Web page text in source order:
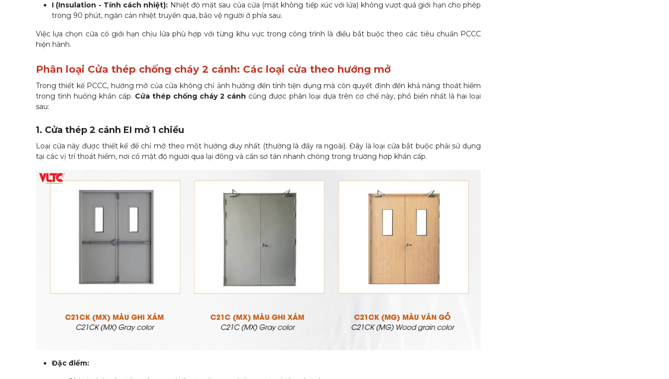
I (Insulation - Tính cách nhiệt): Nhiệt độ mặt sau của cửa (mặt không tiếp xúc với lửa) không vượt quá giới hạn cho phép
trong 90 phút, ngăn cản nhiệt truyền qua, bảo vệ người ở phía sau.
Việc lựa chọn cửa có giới hạn chịu lửa phù hợp với từng khu vực trong công trình là điều bắt buộc theo các tiêu chuẩn PCCC
hiện hành.
Phân loại Cửa thép chống cháy 2 cánh: Các loại cửa theo hướng mở
Trong thiết kế PCCC, hướng mở của cửa không chỉ ảnh hưởng đến tính tiện dụng mà còn quyết định đến khả năng thoát hiểm
trong tình huống khẩn cấp. Cửa thép chống cháy 2 cánh cũng được phân loại dựa trên cơ chế này, phổ biến nhất là hai loại
sau:
1. Cửa thép 2 cánh EI mở 1 chiều
Loại cửa này được thiết kế để chỉ mở theo một hướng duy nhất (thường là đẩy ra ngoài). Đây là loại cửa bắt buộc phải sử dụng
tại các vị trí thoát hiểm, nơi có mật độ người qua lại đông và cần sơ tán nhanh chóng trong trường hợp khẩn cấp.
Đặc điểm: